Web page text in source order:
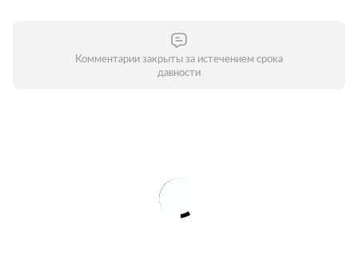
Комментарии закрыты за истечением срока
давности